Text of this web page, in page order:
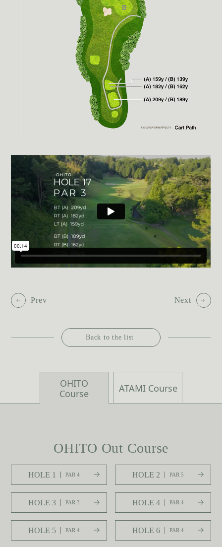
Prev Next
Back to the list
OHITO
Course
ATAMI Course
OHITO Out Course
HOLE 1 PAR 4 HOLE 2 PAR 5
HOLE 3 PAR 3 HOLE 4 PAR 4
HOLE 5 PAR 4 HOLE 6 PAR 4